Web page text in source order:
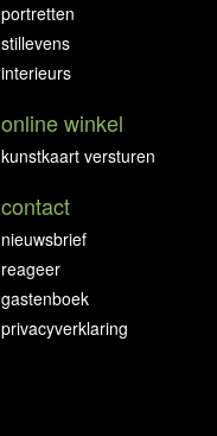
portretten
stillevens
interieurs
online winkel
kunstkaart versturen
contact
nieuwsbrief
reageer
gastenboek
privacyverklaring